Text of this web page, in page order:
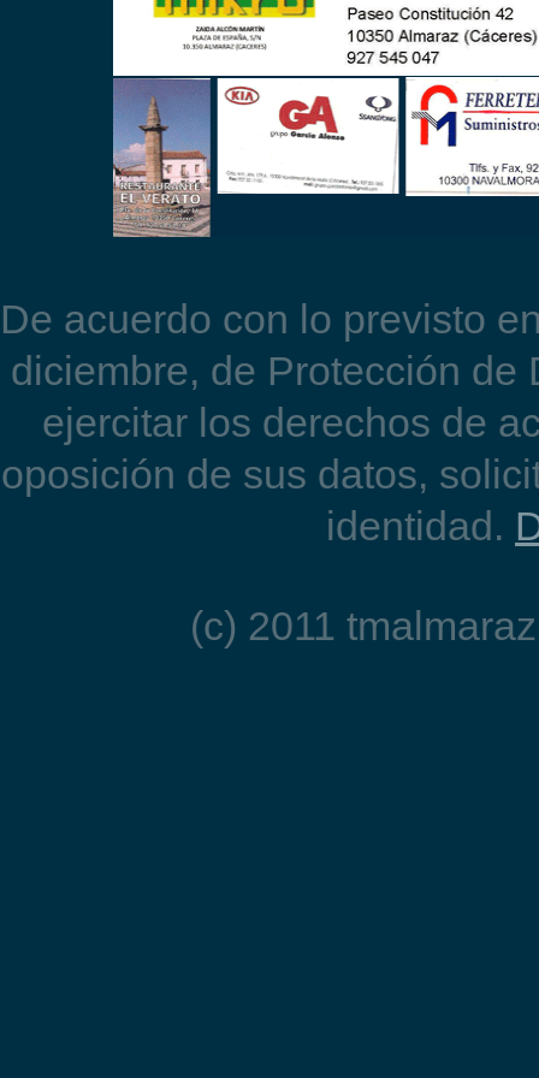
teniendo en cuenta que la categoría
nivel. El defensivo almaraceño se
grupo. En el cuadro final tenía que
previa para luchar por una de
posiciones. Jesús no pudo con el
con el que perdió en dieciseisavos de
superar la fase de grupos, pero puso
sus contrincantes. En el cuadro
eliminado por Natalia Sánchez.
De acuerdo con lo previsto
diciembre, de Protección de
ejercitar los derechos de
oposición de sus datos,
identidad.
(c) 2011